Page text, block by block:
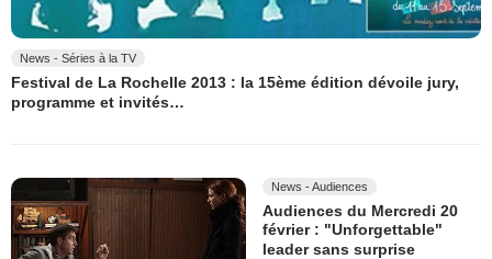
News - Séries à la TV
Festival de La Rochelle 2013 : la 15ème édition dévoile jury,
programme et invités…
News - Audiences
Audiences du Mercredi 20
février : "Unforgettable"
leader sans surprise